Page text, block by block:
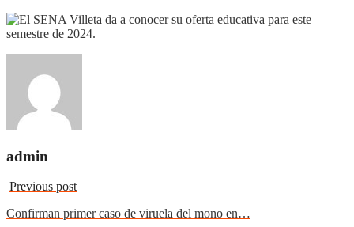
admin
Previous post
Confirman primer caso de viruela del mono en…